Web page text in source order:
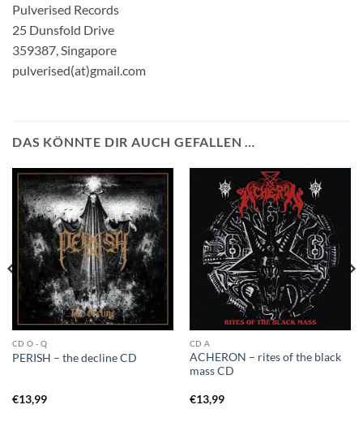
Pulverised Records
25 Dunsfold Drive
359387, Singapore
pulverised(at)gmail.com
DAS KÖNNTE DIR AUCH GEFALLEN …
CD O - Q
PERISH – the decline CD
€13,99
CD A
ACHERON – rites of the black
mass CD
€13,99